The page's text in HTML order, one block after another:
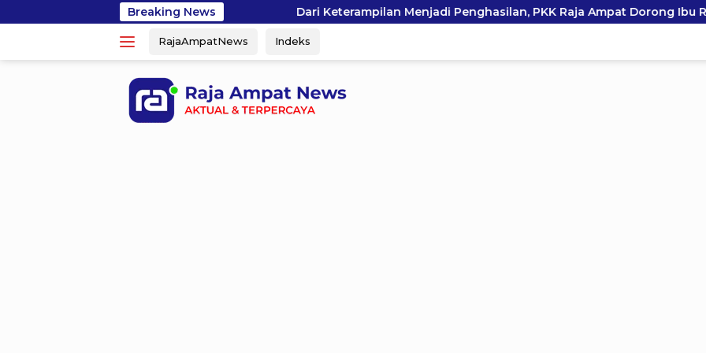
to
Breaking News
Dari Keterampilan Menjadi Penghasilan, PKK Raja Ampat Dorong Ibu Rumah Tangga
RajaAmpatNews Indeks